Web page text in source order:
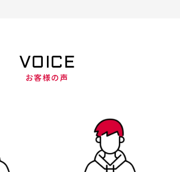
VOICE
お客様の声